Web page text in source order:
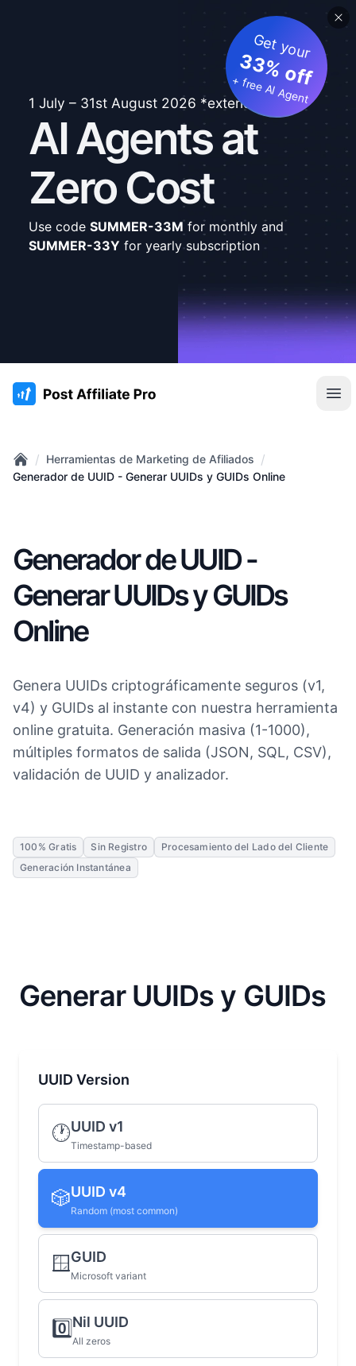
1 July – 31st August 2026 *extended
AI Agents at
Zero Cost
Get your
33% off
+ free AI Agent
Use code SUMMER-33Mfor monthly and
SUMMER-33Y for yearly subscription
:site.title
Home
/ Herramientas de Marketing de Afiliados /
Generador de UUID - Generar UUIDs y GUIDs Online
Generador de UUID -
Generar UUIDs y GUIDs
Online
Genera UUIDs criptográficamente seguros (v1,
v4) y GUIDs al instante con nuestra herramienta
online gratuita. Generación masiva (1-1000),
múltiples formatos de salida (JSON, SQL, CSV),
validación de UUID y analizador.
100% Gratis Sin Registro
Procesamiento del Lado del Cliente
Generación Instantánea
Generar UUIDs y GUIDs
UUID Version
🕐UUID v1
Timestamp-based
🎲UUID v4
Random (most common)
🪟GUID
Microsoft variant
0️⃣Nil UUID
All zeros